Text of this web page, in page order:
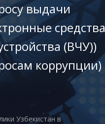
выдачи
средства
(ВЧУ))
коррупции)
Узбекистан в